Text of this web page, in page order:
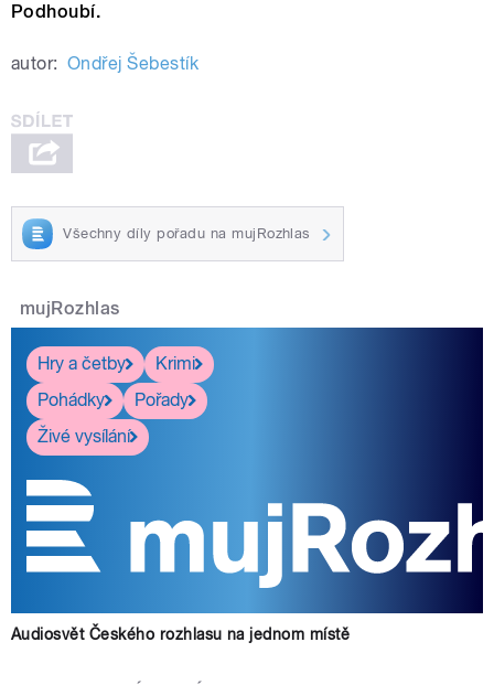
Podhoubí.
autor: Ondřej Šebestík
Všechny díly pořadu na mujRozhlas
mujRozhlas
Hry a četby
Krimi
Pohádky
Pořady
Živé vysílání
Audiosvět Českého rozhlasu na jednom místě